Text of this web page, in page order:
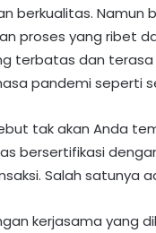
berkualitas. Namun
proses yang ribet
terbatas dan
pandemi seperti
tak akan Anda
bersertifikasi
Salah satunya
kerjasama yang